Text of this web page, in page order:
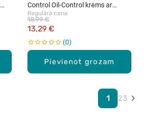
Pievienot grozam
Control Oil-Control krēms ar
SPF30, 40ml
Regulārā cena
13,29 €
18,99 €
0
1 23